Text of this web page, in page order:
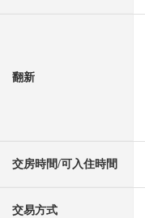
翻新
交房時間/可入住時間
交易方式